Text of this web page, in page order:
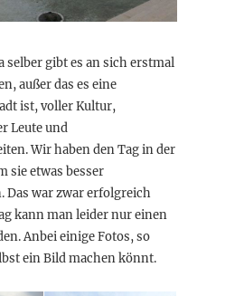
selber gibt es an sich erstmal
außer das es eine
ist, voller Kultur,
Leute und
Wir haben den Tag in der
sie etwas besser
Das war zwar erfolgreich
kann man leider nur einen
Anbei einige Fotos, so
ein Bild machen könnt.